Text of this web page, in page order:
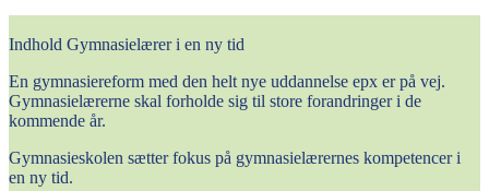
Indhold Gymnasielærer i en ny tid
En gymnasiereform med den helt nye uddannelse epx er på vej.
Gymnasielærerne skal forholde sig til store forandringer i de
kommende år.
Gymnasieskolen sætter fokus på gymnasielærernes kompetencer i
en ny tid.